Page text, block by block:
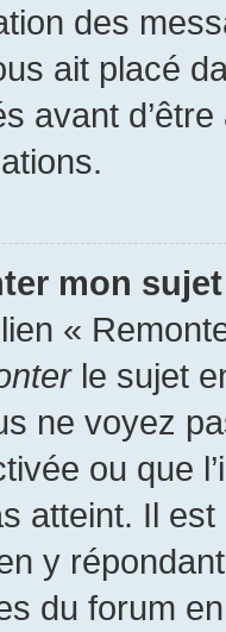
des
ait placé
avant
mon
«
le sujet
ne voyez
ou que
atteint. Il
y
du forum